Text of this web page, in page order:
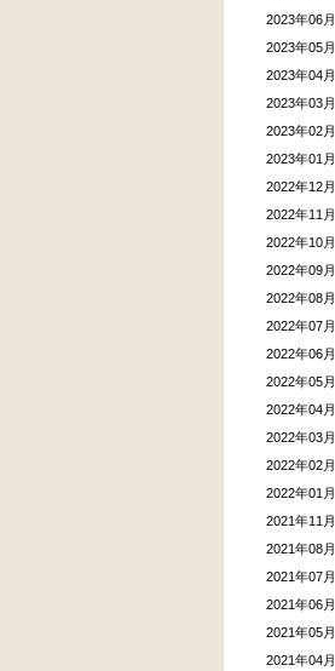
2023年06月
2023年05月
2023年04月
2023年03月
2023年02月
2023年01月
2022年12月
2022年11月
2022年10月
2022年09月
2022年08月
2022年07月
2022年06月
2022年05月
2022年04月
2022年03月
2022年02月
2022年01月
2021年11月
2021年08月
2021年07月
2021年06月
2021年05月
2021年04月